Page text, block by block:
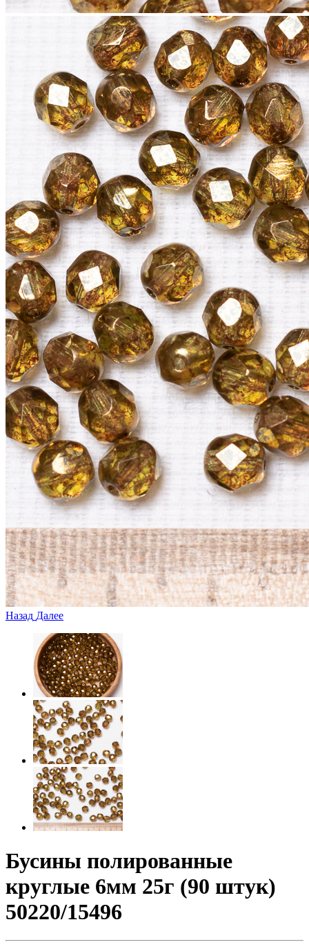
Назад Далее
Бусины полированные
круглые 6мм 25г (90 штук)
50220/15496